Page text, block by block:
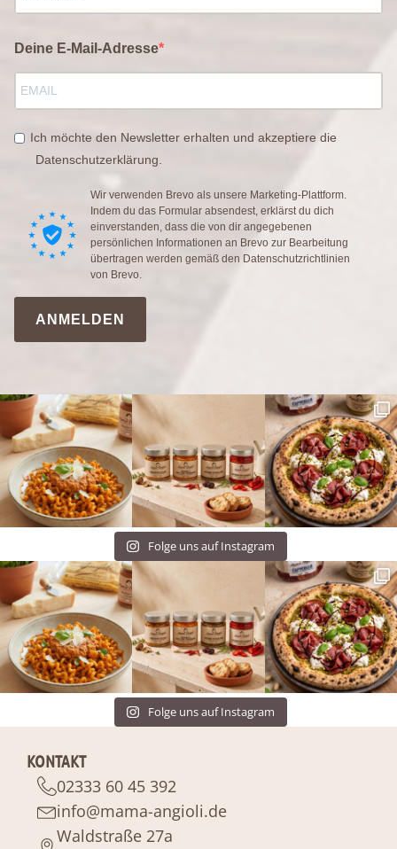
Deine E-Mail-Adresse
Ich möchte den Newsletter erhalten und akzeptiere die
Datenschutzerklärung.
Wir verwenden Brevo als unsere Marketing-Plattform.
Indem du das Formular absendest, erklärst du dich
einverstanden, dass die von dir angegebenen
persönlichen Informationen an Brevo zur Bearbeitung
übertragen werden gemäß den Datenschutzrichtlinien
von Brevo.
ANMELDEN
Folge uns auf Instagram
Folge uns auf Instagram
KONTAKT
02333 60 45 392
info@mama-angioli.de
Waldstraße 27a